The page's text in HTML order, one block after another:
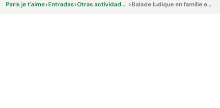
Paris je t'aime>Entradas> Otras actividades y experiencias. > Balade ludique en famille en autonomie - Explorhappy